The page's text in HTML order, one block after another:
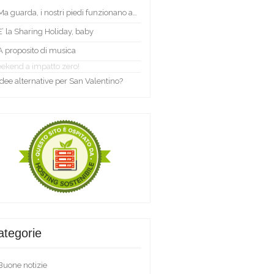
guarda, i nostri piedi funzionano ancora!
la Sharing Holiday, baby
proposito di musica
a impatto zero!
alternative per San Valentino?
notizie